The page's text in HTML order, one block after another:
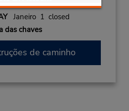
Janeiro 1 closed
das chaves
de caminho